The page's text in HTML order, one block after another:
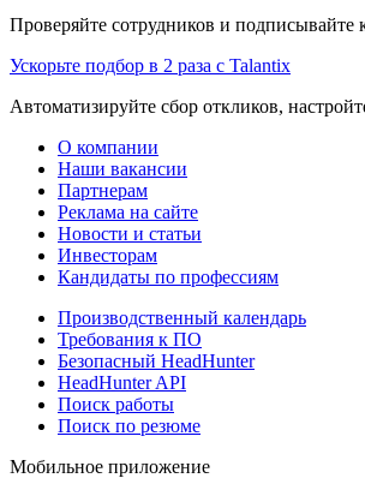
Проверяйте сотрудников и
Ускорьте подбор в 2 раза с Talantix
Автоматизируйте сбор откликов,
О компании
Наши вакансии
Партнерам
Реклама на сайте
Новости и статьи
Инвесторам
Кандидаты по профессиям
Производственный календарь
Требования к ПО
Безопасный HeadHunter
HeadHunter API
Поиск работы
Поиск по резюме
Мобильное приложение